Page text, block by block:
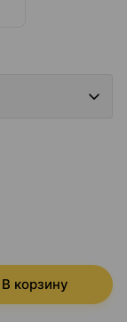
В корзину